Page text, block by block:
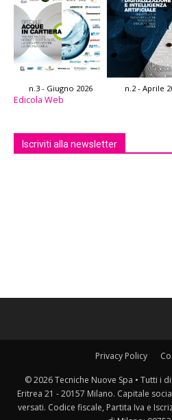
n.3 - Giugno 2026 n.2 - Aprile
Edicola Web
Iscriviti alla newsletter
Privacy Policy
© 2026 Tecniche Nuove Spa • Tutti i
Eritrea 21 - 20157 Milano. Capitale
versati. Codice fiscale, Partita Iva e